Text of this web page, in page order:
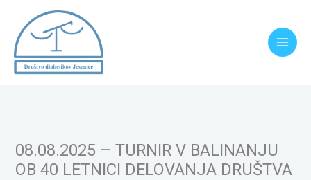
content
08.08.2025 – TURNIR V BALINANJU
OB 40 LETNICI DELOVANJA DRUŠTVA